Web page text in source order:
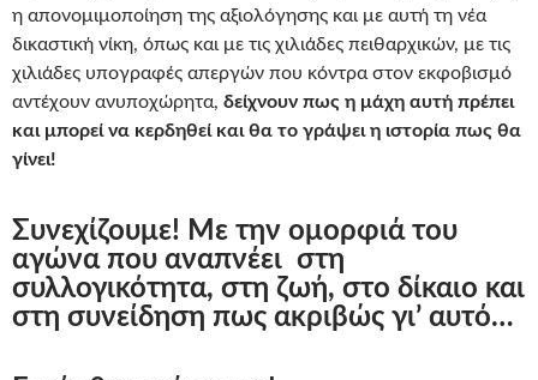
η απονομιμοποίηση της αξιολόγησης και με αυτή τη νέα
δικαστική νίκη, όπως και με τις χιλιάδες πειθαρχικών, με τις
χιλιάδες υπογραφές απεργών που κόντρα στον εκφοβισμό
αντέχουν ανυποχώρητα, δείχνουν πως η μάχη αυτή πρέπει
και μπορεί να κερδηθεί και θα το γράψει η ιστορία πως θα
γίνει!
Συνεχίζουμε! Με την ομορφιά του
αγώνα που αναπνέει στη
συλλογικότητα, στη ζωή, στο δίκαιο και
στη συνείδηση πως ακριβώς γι’ αυτό…